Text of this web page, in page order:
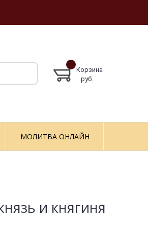
Корзина
руб.
МОЛИТВА ОНЛАЙН
и княгиня